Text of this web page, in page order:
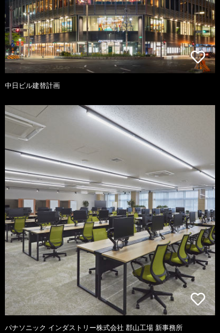
中日ビル建替計画
パナソニック インダストリー株式会社 郡山工場 新事務所